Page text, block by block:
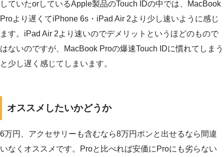
していたorしているApple製品のTouch IDの中では、MacBook
Proより遅くてiPhone 6s・iPad Air 2より少し速いように感じ
ます。iPad Air 2より速いのでデメリットというほどのもので
はないのですが、MacBook Proの爆速Touch IDに慣れてしまう
と少し遅く感じてしまいます。
オススメしたいかどうか
6万円、アクセサリーも含むなら8万円ポンと出せるなら間違
いなくオススメです。Proと比べれば安価にProにも劣らない